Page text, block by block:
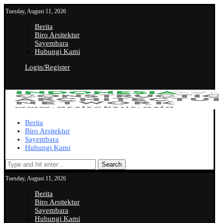
Tuesday, August 11, 2026
Berita
Biro Arsitektur
Sayembara
Hubungi Kami
Login/Register
Berita
Biro Arsitektur
Sayembara
Hubungi Kami
Search
Tuesday, August 11, 2026
Berita
Biro Arsitektur
Sayembara
Hubungi Kami